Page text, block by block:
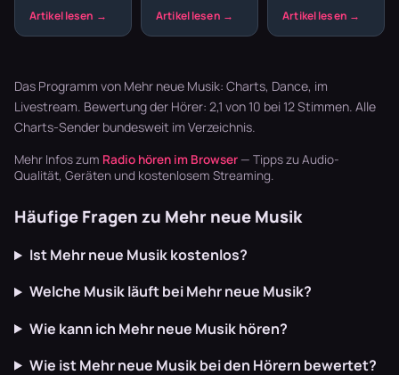
Der entspannte
schaffen U…
den ganzen
läuft dur…
Wurzeln, die
Bluegrass …
Das Programm von Mehr neue Musik: Charts, Dance, im
Livestream. Bewertung der Hörer: 2,1 von 10 bei 12 Stimmen. Alle
Charts-Sender bundesweit im Verzeichnis.
Mehr Infos zum Radio hören im Browser — Tipps zu Audio-
Qualität, Geräten und kostenlosem Streaming.
Häufige Fragen zu Mehr neue Musik
Ist Mehr neue Musik kostenlos?
Welche Musik läuft bei Mehr neue Musik?
Wie kann ich Mehr neue Musik hören?
Wie ist Mehr neue Musik bei den Hörern bewertet?